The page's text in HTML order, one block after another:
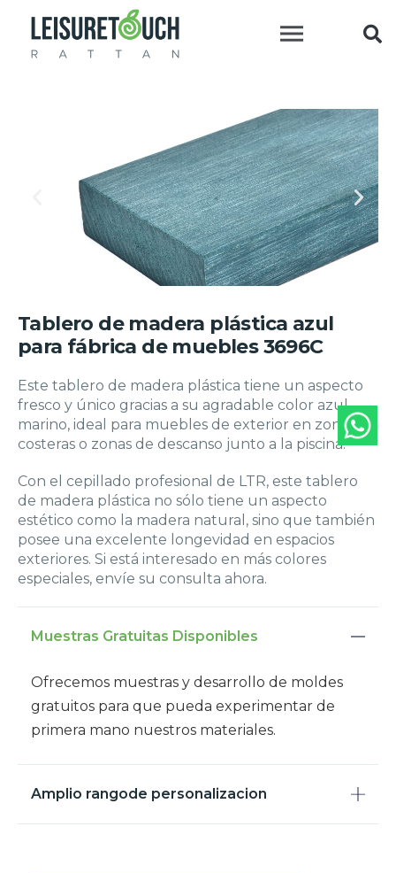
INICIO
Madera Plástica
Tablero de madera plástica azul para fábrica de muebles
3696C
Tablero de madera plástica azul
para fábrica de muebles 3696C
Este tablero de madera plástica tiene un aspecto
fresco y único gracias a su agradable color azul
marino, ideal para muebles de exterior en zonas
costeras o zonas de descanso junto a la piscina.
Con el cepillado profesional de LTR, este tablero
de madera plástica no sólo tiene un aspecto
estético como la madera natural, sino que también
posee una excelente longevidad en espacios
exteriores. Si está interesado en más colores
especiales, envíe su consulta ahora.
Muestras Gratuitas Disponibles
Ofrecemos muestras y desarrollo de moldes
gratuitos para que pueda experimentar de
primera mano nuestros materiales.
Amplio rangode personalizacion